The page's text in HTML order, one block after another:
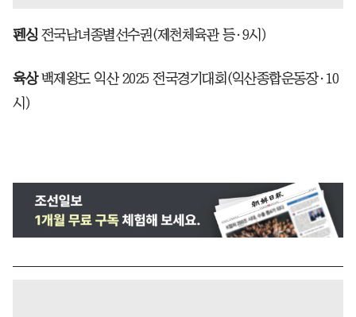
펜싱전국남녀종별선수권(제천체육관 등·9시)
육상백제왕도 익산 2025 전국경기대회(익산종합운동장·10
시)